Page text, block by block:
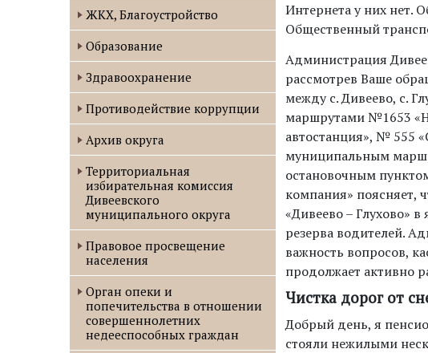
ЖКХ, Благоустройство
Образование
Здравоохранение
Противодействие коррупции
Архив округа
Территориальная
избирательная комиссия
Дивеевского
муниципального округа
Правовое просвещение
населения
Орган опеки и
попечительства в отношении
совершеннолетних
недееспособных граждан
Интернета у них нет.
Общественный
Администрация
рассмотрев Ваше
между с. Дивеево, с.
маршрутами №1653
автостанция», № 555
муниципальным
остановочным
компания» поясняет,
«Дивеево – Глухово»
резерва водителей.
важность вопросов,
продолжает активно
Чистка дорог от
Добрый день, я
стояли нежилыми